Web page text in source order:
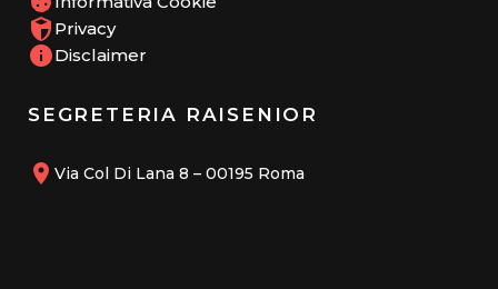
Privacy
Disclaimer
SEGRETERIA RAISENIOR
Via Col Di Lana 8 – 00195 Roma